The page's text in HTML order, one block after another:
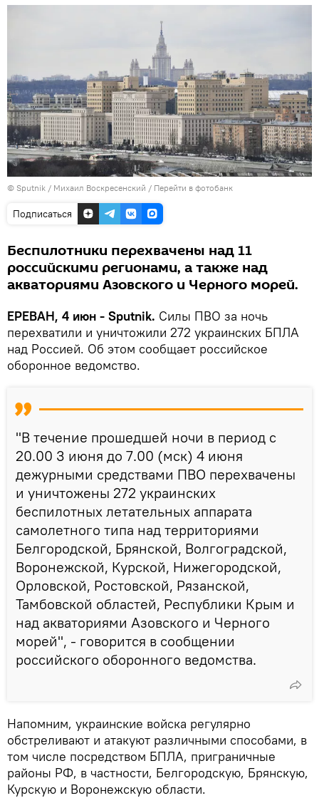
© Sputnik / Михаил Воскресенский / Перейти в фотобанк
Подписаться
Беспилотники перехвачены над 11
российскими регионами, а также над
акваториями Азовского и Черного морей.
ЕРЕВАН, 4 июн - Sputnik. Силы ПВО за ночь
перехватили и уничтожили 272 украинских БПЛА
над Россией. Об этом сообщает российское
оборонное ведомство.
"В течение прошедшей ночи в период с
20.00 3 июня до 7.00 (мск) 4 июня
дежурными средствами ПВО перехвачены
и уничтожены 272 украинских
беспилотных летательных аппарата
самолетного типа над территориями
Белгородской, Брянской, Волгоградской,
Воронежской, Курской, Нижегородской,
Орловской, Ростовской, Рязанской,
Тамбовской областей, Республики Крым и
над акваториями Азовского и Черного
морей", - говорится в сообщении
российского оборонного ведомства.
Напомним, украинские войска регулярно
обстреливают и атакуют различными способами, в
том числе посредством БПЛА, приграничные
районы РФ, в частности, Белгородскую, Брянскую,
Курскую и Воронежскую области.